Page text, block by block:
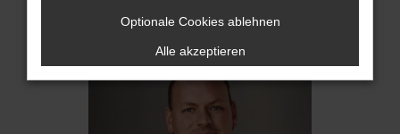
E-MAIL SCHREIBEN
Optionale Cookies ablehnen
Alle akzeptieren